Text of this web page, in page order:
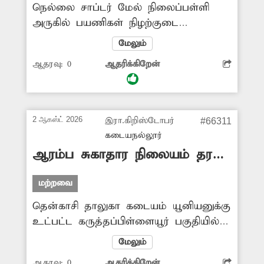
நெல்லை சாப்டர் மேல் நிலைப்பள்ளி
அருகில் பயணிகள் நிழற்குடை
தேவையென்று சண்முக சுப்பிரமணியன்
என்பவர் அனுப்பிய பதிவு ‘தினத்தந்தி’
புகார் பெட்டியில் வெளியானது.
இதையடுத்து தற்போது அங்கு புதிதாக
கோரிக்கை நிறைவேற உறுதுணையாக
இருந்த ‘தினத்தந்தி’க்கும், நடவடிக்ைக
மேற்கொண்ட அதிகாரிகளுக்கும் அவர்
நன்றியும், பாராட்டும் தெரிவித்தார்.
மேலும்
ஆதரவு: 0 ஆதரிக்கிறேன்
2 ஆகஸ்ட் 2026
இரா.கிறிஸ்டோபர்
கடையநல்லூர்
#66311
ஆரம்ப சுகாதார நிலையம் தரம்
உயர்த்தப்படுமா?
மற்றவை
தென்காசி தாலுகா கடையம் யூனியனுக்கு
உட்பட்ட கருத்தப்பிள்ளையூர் பகுதியில்
ஆரம்ப துணை சுகாதார நிலையம்
உள்ளது. இப்பகுதி மக்கள்
மேலும்